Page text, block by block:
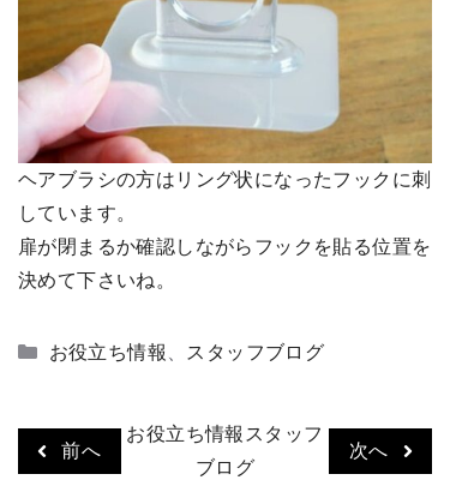
ヘアブラシの方はリング状になったフックに刺
しています。
扉が閉まるか確認しながらフックを貼る位置を
決めて下さいね。
カ
リ
ー
お役立ち情報 スタッフブログ
前へ
お役立ち情報 スタッフ
ブログ
次へ